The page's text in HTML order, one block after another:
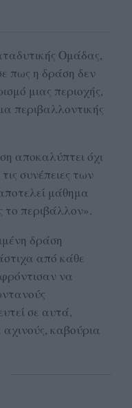
Ομάδας,
πως η δράση δεν
μιας περιοχής,
περιβαλλοντικής
αποκαλύπτει όχι
συνέπειες των
μάθημα
το περιβάλλον».
δράση
από κάθε
να
σε αυτά,
καβούρια